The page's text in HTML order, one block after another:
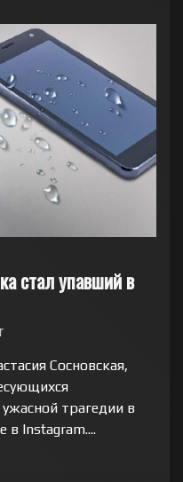
стал упавший в
Сосновская,
ужасной трагедии в
в Instagram....